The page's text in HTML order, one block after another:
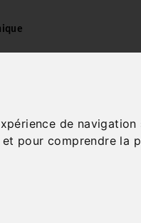
de
pour comprendre la